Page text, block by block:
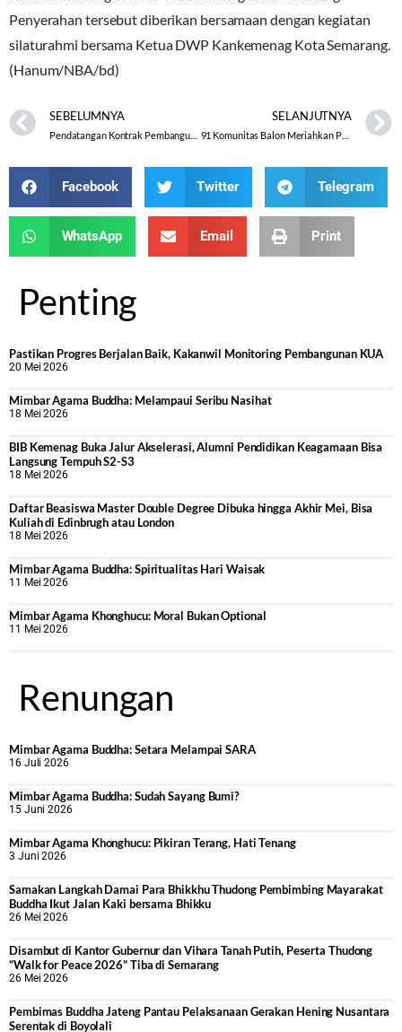
Penyerahan tersebut diberikan bersamaan dengan kegiatan
silaturahmi bersama Ketua DWP Kankemenag Kota Semarang.
(Hanum/NBA/bd)
SEBELUMNYA SELANJUTNYA
91 Komunitas Balon Meriahkan Pekalongan Balloon Festival 2023
Facebook Twitter Telegram
WhatsApp Email Print
Penting
Pastikan Progres Berjalan Baik, Kakanwil Monitoring Pembangunan KUA
20 Mei 2026
Mimbar Agama Buddha: Melampaui Seribu Nasihat
18 Mei 2026
BIB Kemenag Buka Jalur Akselerasi, Alumni Pendidikan Keagamaan Bisa
Langsung Tempuh S2-S3
18 Mei 2026
Daftar Beasiswa Master Double Degree Dibuka hingga Akhir Mei, Bisa
Kuliah di Edinbrugh atau London
18 Mei 2026
Mimbar Agama Buddha: Spiritualitas Hari Waisak
11 Mei 2026
Mimbar Agama Khonghucu: Moral Bukan Optional
11 Mei 2026
Renungan
Mimbar Agama Buddha: Setara Melampai SARA
16 Juli 2026
Mimbar Agama Buddha: Sudah Sayang Bumi?
15 Juni 2026
Mimbar Agama Khonghucu: Pikiran Terang, Hati Tenang
3 Juni 2026
Samakan Langkah Damai Para Bhikkhu Thudong Pembimbing Mayarakat
Buddha Ikut Jalan Kaki bersama Bhikku
26 Mei 2026
Disambut di Kantor Gubernur dan Vihara Tanah Putih, Peserta Thudong
“Walk for Peace 2026” Tiba di Semarang
26 Mei 2026
‎Pembimas Buddha Jateng Pantau Pelaksanaan Gerakan Hening Nusantara
Serentak di Boyolali